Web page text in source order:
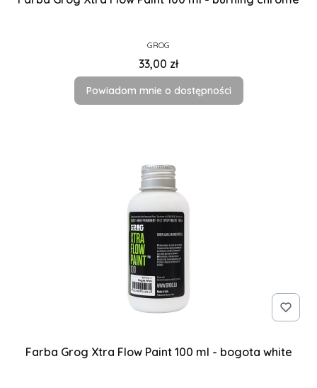
PRODUCENT
GROG
Cena
33,00 zł
Powiadom mnie o dostępności
Farba Grog Xtra Flow Paint 100 ml - bogota white